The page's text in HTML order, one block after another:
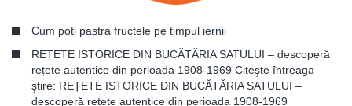
Cum poti pastra fructele pe timpul iernii
REȚETE ISTORICE DIN BUCĂTĂRIA SATULUI – descoperă
rețete autentice din perioada 1908-1969 Citeşte întreaga
ştire: REȚETE ISTORICE DIN BUCĂTĂRIA SATULUI –
descoperă rețete autentice din perioada 1908-1969